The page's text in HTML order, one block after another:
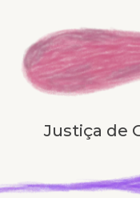
Justiça de